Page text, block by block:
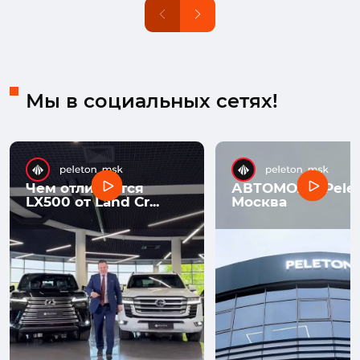
Мы в социальных сетях!
Чем отличается
LX500 от Land Cr...
АВТОМОЛЛ
Москва